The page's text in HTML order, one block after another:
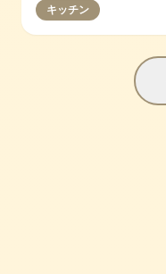
キッチン